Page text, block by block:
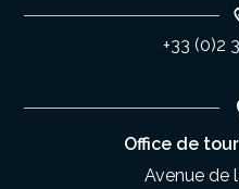
+33 (0)2
Office de
Avenue de